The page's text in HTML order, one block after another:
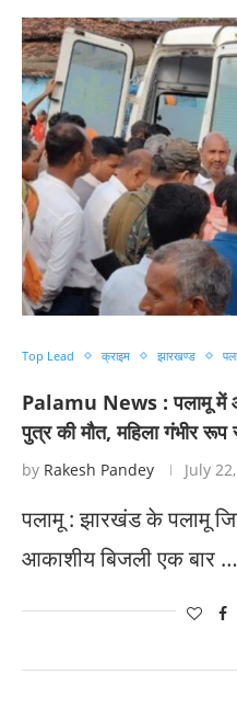
Top Lead क्राइम झारखण्ड
Palamu News : पलामू में
पुत्र की मौत, महिला गंभीर
by Rakesh Pandey July
पलामू : झारखंड के पलामू
आकाशीय बिजली एक बार …